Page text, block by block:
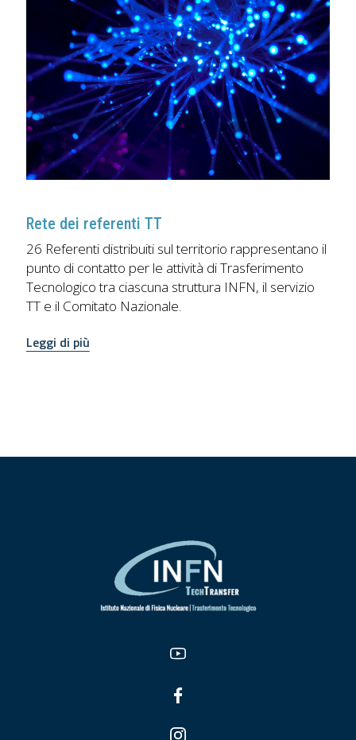
Rete dei referenti TT
26 Referenti distribuiti sul territorio rappresentano il
punto di contatto per le attività di Trasferimento
Tecnologico tra ciascuna struttura INFN, il servizio
TT e il Comitato Nazionale.
Leggi di più